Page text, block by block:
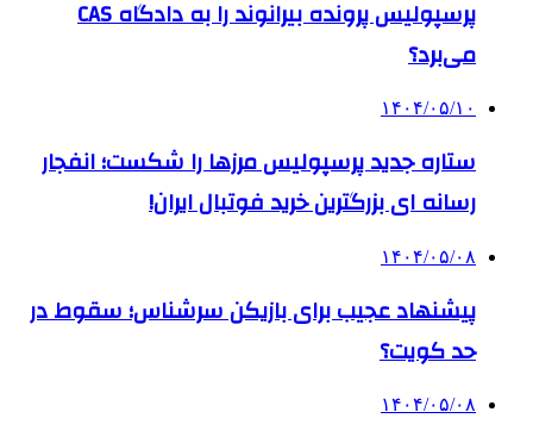
پرسپولیس پرونده بیرانوند را به دادگاه CAS
می‌برد؟
۱۴۰۴/۰۵/۱۰
ستاره جدید پرسپولیس مرزها را شکست؛ انفجار
رسانه ای بزرگترین خرید فوتبال ایران!
۱۴۰۴/۰۵/۰۸
پیشنهاد عجیب برای بازیکن سرشناس؛ سقوط در
حد کویت؟
۱۴۰۴/۰۵/۰۸